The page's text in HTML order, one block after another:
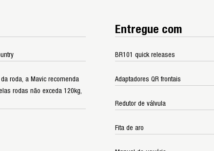
roda, a Mavic recomenda
rodas não exceda 120kg,
Entregue com
BR101 quick releases
Adaptadores QR frontais
Redutor de válvula
Fita de aro